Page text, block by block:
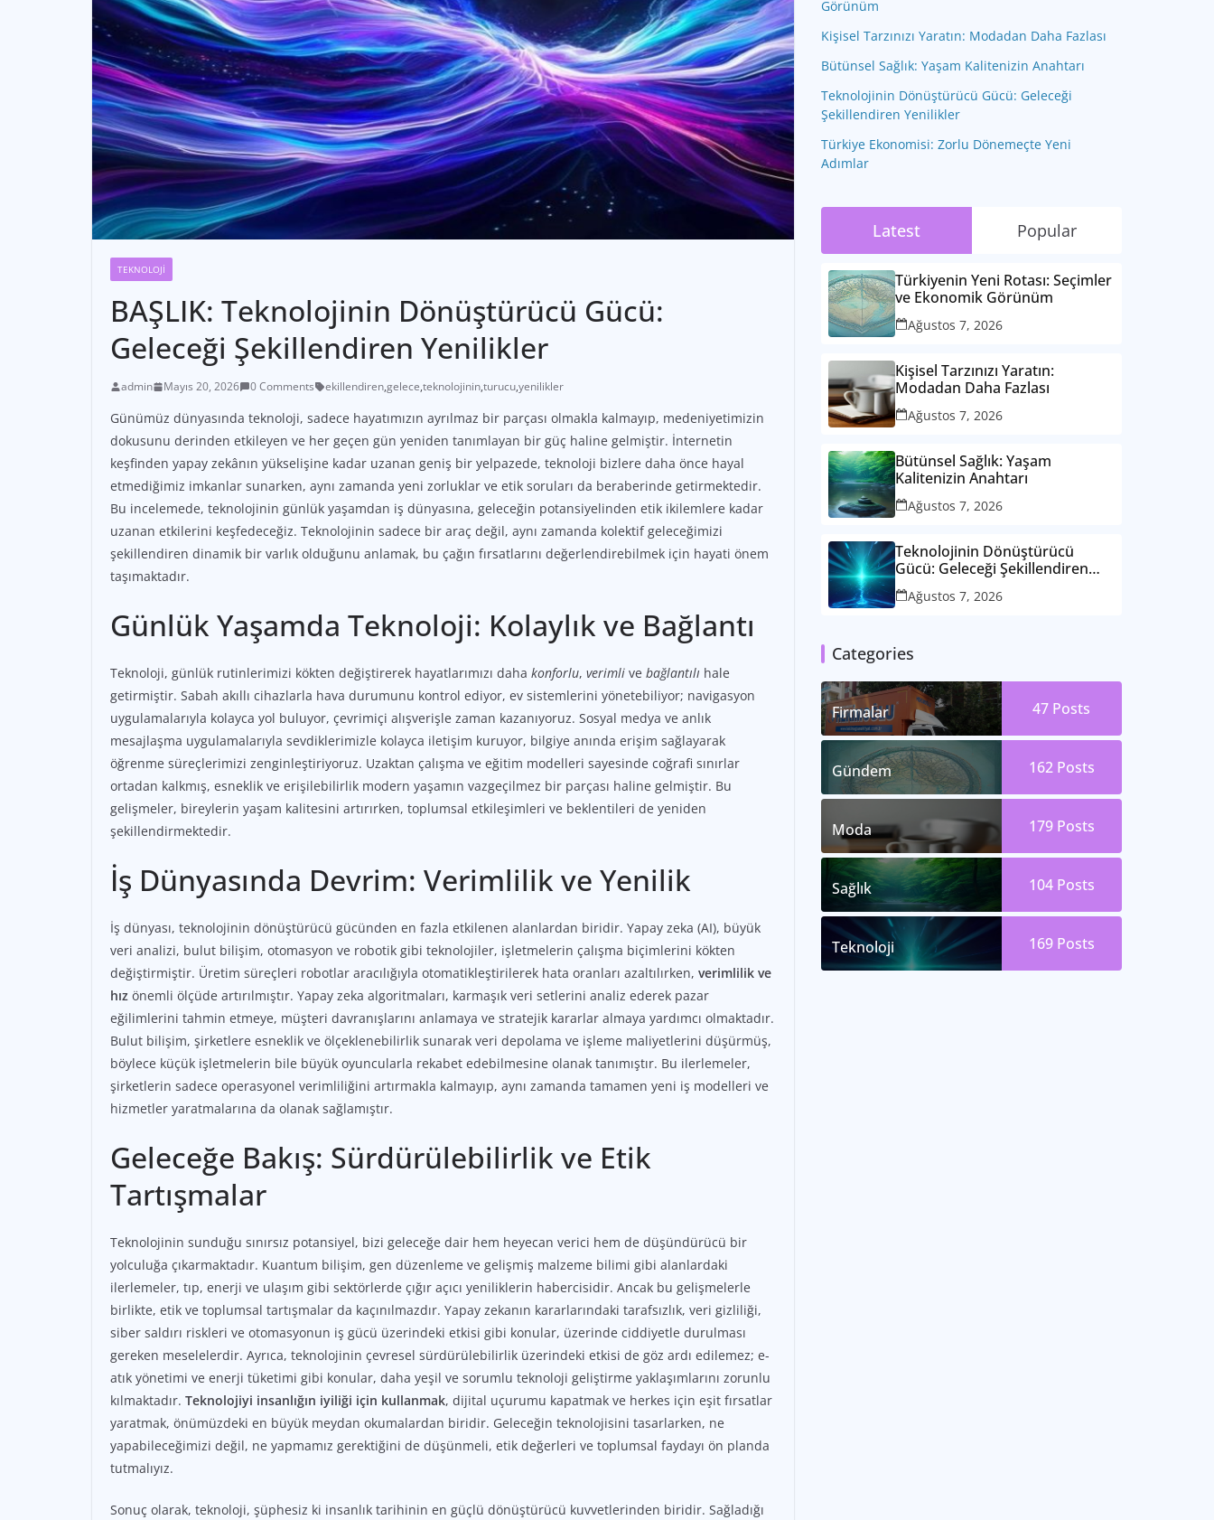
TEKNOLOJI
BAŞLIK: Teknolojinin Dönüştürücü Gücü:
Geleceği Şekillendiren Yenilikler
admin Mayıs 20, 2026 0 Comments ekillendiren,gelece,teknolojinin,turucu,yenilikler
Günümüz dünyasında teknoloji, sadece hayatımızın ayrılmaz bir parçası olmakla kalmayıp, medeniyetimizin
dokusunu derinden etkileyen ve her geçen gün yeniden tanımlayan bir güç haline gelmiştir. İnternetin
keşfinden yapay zekânın yükselişine kadar uzanan geniş bir yelpazede, teknoloji bizlere daha önce hayal
etmediğimiz imkanlar sunarken, aynı zamanda yeni zorluklar ve etik soruları da beraberinde getirmektedir.
Bu incelemede, teknolojinin günlük yaşamdan iş dünyasına, geleceğin potansiyelinden etik ikilemlere kadar
uzanan etkilerini keşfedeceğiz. Teknolojinin sadece bir araç değil, aynı zamanda kolektif geleceğimizi
şekillendiren dinamik bir varlık olduğunu anlamak, bu çağın fırsatlarını değerlendirebilmek için hayati önem
taşımaktadır.
Günlük Yaşamda Teknoloji: Kolaylık ve Bağlantı
Teknoloji, günlük rutinlerimizi kökten değiştirerek hayatlarımızı daha konforlu, verimli ve bağlantılı hale
getirmiştir. Sabah akıllı cihazlarla hava durumunu kontrol ediyor, ev sistemlerini yönetebiliyor; navigasyon
uygulamalarıyla kolayca yol buluyor, çevrimiçi alışverişle zaman kazanıyoruz. Sosyal medya ve anlık
mesajlaşma uygulamalarıyla sevdiklerimizle kolayca iletişim kuruyor, bilgiye anında erişim sağlayarak
öğrenme süreçlerimizi zenginleştiriyoruz. Uzaktan çalışma ve eğitim modelleri sayesinde coğrafi sınırlar
ortadan kalkmış, esneklik ve erişilebilirlik modern yaşamın vazgeçilmez bir parçası haline gelmiştir. Bu
gelişmeler, bireylerin yaşam kalitesini artırırken, toplumsal etkileşimleri ve beklentileri de yeniden
şekillendirmektedir.
İş Dünyasında Devrim: Verimlilik ve Yenilik
İş dünyası, teknolojinin dönüştürücü gücünden en fazla etkilenen alanlardan biridir. Yapay zeka (AI), büyük
veri analizi, bulut bilişim, otomasyon ve robotik gibi teknolojiler, işletmelerin çalışma biçimlerini kökten
değiştirmiştir. Üretim süreçleri robotlar aracılığıyla otomatikleştirilerek hata oranları azaltılırken, verimlilik ve
hız önemli ölçüde artırılmıştır. Yapay zeka algoritmaları, karmaşık veri setlerini analiz ederek pazar
eğilimlerini tahmin etmeye, müşteri davranışlarını anlamaya ve stratejik kararlar almaya yardımcı olmaktadır.
Bulut bilişim, şirketlere esneklik ve ölçeklenebilirlik sunarak veri depolama ve işleme maliyetlerini düşürmüş,
böylece küçük işletmelerin bile büyük oyuncularla rekabet edebilmesine olanak tanımıştır. Bu ilerlemeler,
şirketlerin sadece operasyonel verimliliğini artırmakla kalmayıp, aynı zamanda tamamen yeni iş modelleri ve
hizmetler yaratmalarına da olanak sağlamıştır.
Geleceğe Bakış: Sürdürülebilirlik ve Etik
Tartışmalar
Teknolojinin sunduğu sınırsız potansiyel, bizi geleceğe dair hem heyecan verici hem de düşündürücü bir
yolculuğa çıkarmaktadır. Kuantum bilişim, gen düzenleme ve gelişmiş malzeme bilimi gibi alanlardaki
ilerlemeler, tıp, enerji ve ulaşım gibi sektörlerde çığır açıcı yeniliklerin habercisidir. Ancak bu gelişmelerle
birlikte, etik ve toplumsal tartışmalar da kaçınılmazdır. Yapay zekanın kararlarındaki tarafsızlık, veri gizliliği,
siber saldırı riskleri ve otomasyonun iş gücü üzerindeki etkisi gibi konular, üzerinde ciddiyetle durulması
gereken meselelerdir. Ayrıca, teknolojinin çevresel sürdürülebilirlik üzerindeki etkisi de göz ardı edilemez; e-
atık yönetimi ve enerji tüketimi gibi konular, daha yeşil ve sorumlu teknoloji geliştirme yaklaşımlarını zorunlu
kılmaktadır. Teknolojiyi insanlığın iyiliği için kullanmak, dijital uçurumu kapatmak ve herkes için eşit fırsatlar
yaratmak, önümüzdeki en büyük meydan okumalardan biridir. Geleceğin teknolojisini tasarlarken, ne
yapabileceğimizi değil, ne yapmamız gerektiğini de düşünmeli, etik değerleri ve toplumsal faydayı ön planda
tutmalıyız.
Sonuç olarak, teknoloji, şüphesiz ki insanlık tarihinin en güçlü dönüştürücü kuvvetlerinden biridir. Sağladığı
Görünüm
Kişisel Tarzınızı Yaratın: Modadan Daha Fazlası
Bütünsel Sağlık: Yaşam Kalitenizin Anahtarı
Teknolojinin Dönüştürücü Gücü: Geleceği
Şekillendiren Yenilikler
Türkiye Ekonomisi: Zorlu Dönemeçte Yeni
Adımlar
Latest Popular
Türkiyenin Yeni Rotası: Seçimler
ve Ekonomik Görünüm
Ağustos 7, 2026
Kişisel Tarzınızı Yaratın:
Modadan Daha Fazlası
Ağustos 7, 2026
Bütünsel Sağlık: Yaşam
Kalitenizin Anahtarı
Ağustos 7, 2026
Teknolojinin Dönüştürücü
Gücü: Geleceği Şekillendiren
Yenilikler
Ağustos 7, 2026
Categories
Firmalar 47 Posts
Gündem 162 Posts
Moda 179 Posts
Sağlık 104 Posts
Teknoloji 169 Posts